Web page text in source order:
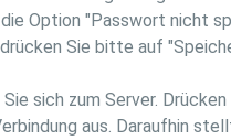
Option "Passwort nicht
Sie bitte auf
Sie sich zum Server.
aus. Daraufhin